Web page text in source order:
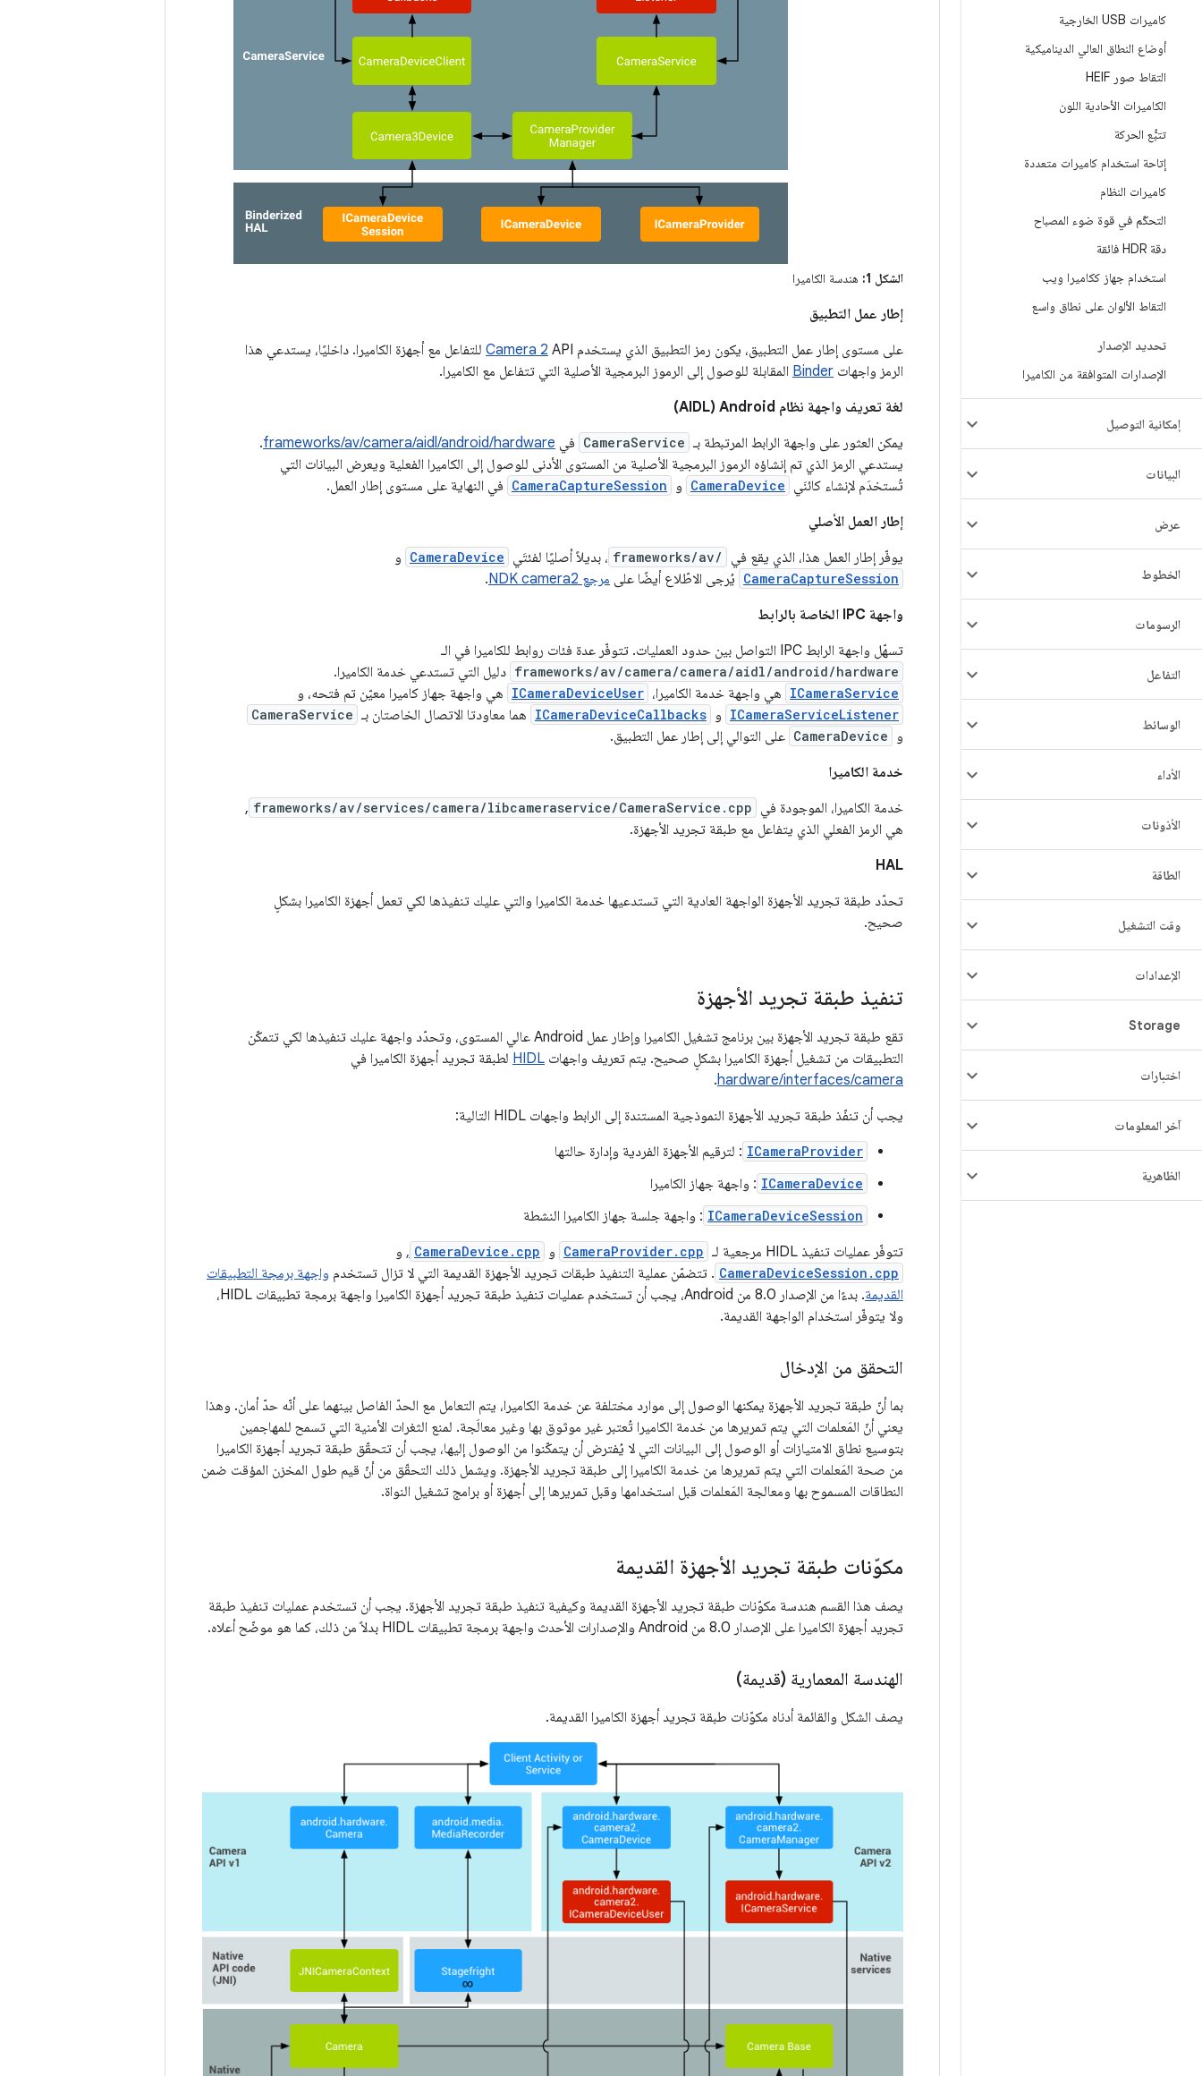
كاميرات USB الخارجية
أوضاع النطاق العالي الديناميكية
التقاط صور HEIF
الكاميرات الأحادية اللون
تتبُّع الحركة
إتاحة استخدام كاميرات متعددة
كاميرات النظام
التحكّم في قوة ضوء المصباح
دقة HDR فائقة
استخدام جهاز ككاميرا ويب
التقاط الألوان على نطاق واسع
تحديد الإصدار
الإصدارات المتوافقة من الكاميرا
إمكانية التوصيل
البيانات
عرض
الخطوط
الرسومات
التفاعل
الوسائط
الأداء
الأذونات
الطاقة
وقت التشغيل
الإعدادات
Storage
اختبارات
آخر المعلومات
الظاهرية
الشكل 1: هندسة الكاميرا
إطار عمل التطبيق
على مستوى إطار عمل التطبيق، يكون رمز التطبيق الذي يستخدم
Camera 2 API للتفاعل مع أجهزة الكاميرا. داخليًا، يستدعي هذا
الرمز واجهات Binder المقابلة للوصول إلى الرموز البرمجية الأصلية التي تتفاعل مع الكاميرا.
لغة تعريف واجهة نظام Android ‏(AIDL)
يمكن العثور على واجهة الرابط المرتبطة بـ CameraService في frameworks/av/camera/aidl/android/hardware
.
يستدعي الرمز الذي تم إنشاؤه الرموز البرمجية الأصلية من المستوى الأدنى للوصول إلى الكاميرا الفعلية ويعرض البيانات التي
تُستخدَم لإنشاء كائنَي CameraDevice و CameraCaptureSession في النهاية على مستوى إطار العمل.
إطار العمل الأصلي
يوفّر إطار العمل هذا، الذي يقع في
frameworks/av/ ، بديلاً أصليًا لفئتَي CameraDevice و
CameraCaptureSession يُرجى الاطّلاع أيضًا على مرجع NDK camera2
.
واجهة IPC الخاصة بالرابط
تسهّل واجهة الرابط IPC التواصل بين حدود العمليات. تتوفّر عدة فئات روابط للكاميرا في الـ
frameworks/av/camera/camera/aidl/android/hardware دليل التي تستدعي خدمة الكاميرا.
ICameraService هي واجهة خدمة الكاميرا، ICameraDeviceUser هي واجهة جهاز كاميرا معيّن تم فتحه، و
ICameraServiceListener و ICameraDeviceCallbacks هما معاودتا الاتصال الخاصتان بـ CameraService
و CameraDevice على التوالي إلى إطار عمل التطبيق.
خدمة الكاميرا
خدمة الكاميرا، الموجودة في frameworks/av/services/camera/libcameraservice/CameraService.cpp
,
هي الرمز الفعلي الذي يتفاعل مع طبقة تجريد الأجهزة.
HAL
تحدّد طبقة تجريد الأجهزة الواجهة العادية التي تستدعيها خدمة الكاميرا والتي عليك تنفيذها لكي تعمل أجهزة الكاميرا بشكلٍ
صحيح.
تنفيذ طبقة تجريد الأجهزة
تقع طبقة تجريد الأجهزة بين برنامج تشغيل الكاميرا وإطار عمل Android عالي المستوى، وتحدّد واجهة عليك تنفيذها لكي تتمكّن
التطبيقات من تشغيل أجهزة الكاميرا بشكلٍ صحيح. يتم تعريف واجهات HIDL لطبقة تجريد أجهزة الكاميرا في
hardware/interfaces/camera
.
يجب أن تنفّذ طبقة تجريد الأجهزة النموذجية المستندة إلى الرابط واجهات HIDL التالية:
ICameraProvider : لترقيم الأجهزة الفردية وإدارة حالتها
ICameraDevice : واجهة جهاز الكاميرا
ICameraDeviceSession : واجهة جلسة جهاز الكاميرا النشطة
تتوفّر عمليات تنفيذ HIDL مرجعية لـ
CameraProvider.cpp و CameraDevice.cpp
, و
CameraDeviceSession.cpp . تتضمّن عملية التنفيذ طبقات تجريد الأجهزة القديمة التي لا تزال تستخدم واجهة برمجة التطبيقات
القديمة
. بدءًا من الإصدار 8.0 من Android، يجب أن تستخدم عمليات تنفيذ طبقة تجريد أجهزة الكاميرا واجهة برمجة تطبيقات HIDL،
ولا يتوفّر استخدام الواجهة القديمة.
التحقق من الإدخال
بما أنّ طبقة تجريد الأجهزة يمكنها الوصول إلى موارد مختلفة عن خدمة الكاميرا، يتم التعامل مع الحدّ الفاصل بينهما على أنّه حدّ أمان. وهذا
يعني أنّ المَعلمات التي يتم تمريرها من خدمة الكاميرا تُعتبر غير موثوق بها وغير معالَجة. لمنع الثغرات الأمنية التي تسمح للمهاجمين
بتوسيع نطاق الامتيازات أو الوصول إلى البيانات التي لا يُفترض أن يتمكّنوا من الوصول إليها، يجب أن تتحقّق طبقة تجريد أجهزة الكاميرا
من صحة المَعلمات التي يتم تمريرها من خدمة الكاميرا إلى طبقة تجريد الأجهزة. ويشمل ذلك التحقّق من أنّ قيم طول المخزن المؤقت ضمن
النطاقات المسموح بها ومعالجة المَعلمات قبل استخدامها وقبل تمريرها إلى أجهزة أو برامج تشغيل النواة.
مكوّنات طبقة تجريد الأجهزة القديمة
يصف هذا القسم هندسة مكوّنات طبقة تجريد الأجهزة القديمة وكيفية تنفيذ طبقة تجريد الأجهزة. يجب أن تستخدم عمليات تنفيذ طبقة
تجريد أجهزة الكاميرا على الإصدار 8.0 من Android والإصدارات الأحدث واجهة برمجة تطبيقات HIDL بدلاً من ذلك، كما هو موضّح أعلاه.
الهندسة المعمارية (قديمة)
يصف الشكل والقائمة أدناه مكوّنات طبقة تجريد أجهزة الكاميرا القديمة.